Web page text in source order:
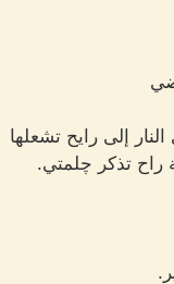
إلى رايح تشعلها
راح تذكر چلمتي.